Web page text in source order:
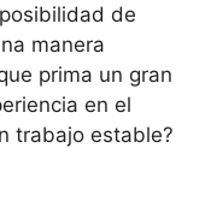
de
manera
prima un gran
en el
trabajo estable?